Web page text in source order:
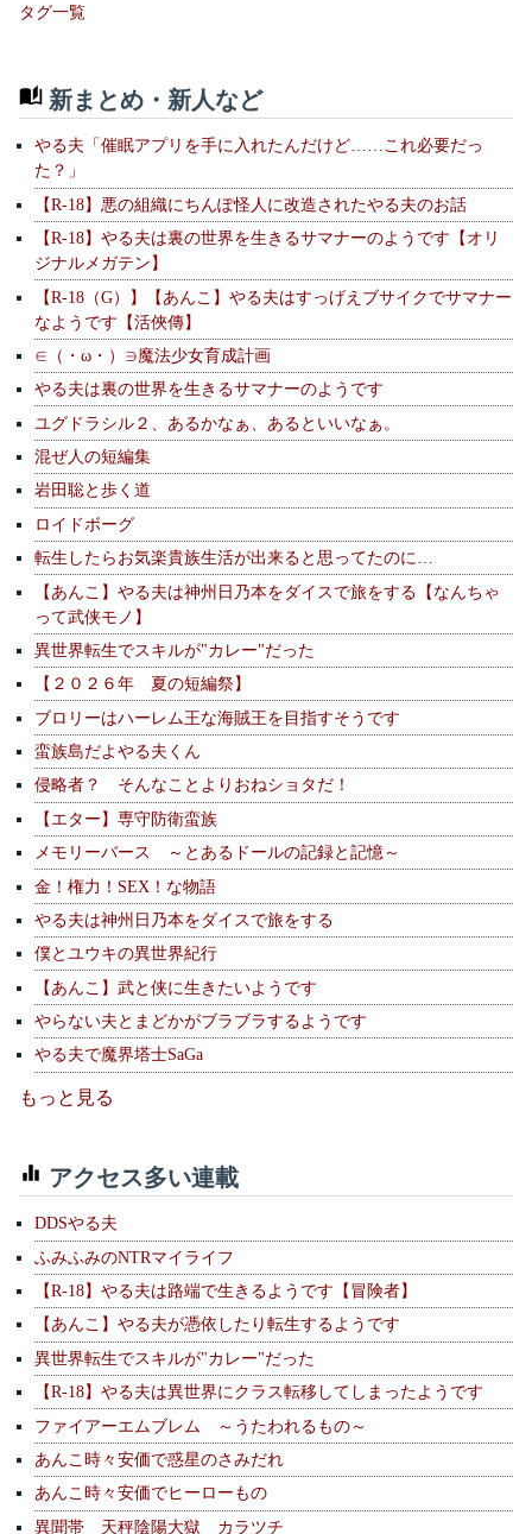
タグ一覧
新まとめ・新人など
やる夫「催眠アプリを手に入れたんだけど……これ必要だっ
た？」
【R-18】悪の組織にちんぽ怪人に改造されたやる夫のお話
【R-18】やる夫は裏の世界を生きるサマナーのようです【オリ
ジナルメガテン】
【R-18（G）】【あんこ】やる夫はすっげえブサイクでサマナー
なようです【活俠傳】
∈（・ω・）∋魔法少女育成計画
やる夫は裏の世界を生きるサマナーのようです
ユグドラシル２、あるかなぁ、あるといいなぁ。
混ぜ人の短編集
岩田聡と歩く道
ロイドボーグ
転生したらお気楽貴族生活が出来ると思ってたのに…
【あんこ】やる夫は神州日乃本をダイスで旅をする【なんちゃ
って武侠モノ】
異世界転生でスキルが"カレー"だった
【２０２６年 夏の短編祭】
ブロリーはハーレム王な海賊王を目指すそうです
蛮族島だよやる夫くん
侵略者？ そんなことよりおねショタだ！
【エター】専守防衛蛮族
メモリーバース ～とあるドールの記録と記憶～
金！権力！SEX！な物語
やる夫は神州日乃本をダイスで旅をする
僕とユウキの異世界紀行
【あんこ】武と侠に生きたいようです
やらない夫とまどかがブラブラするようです
やる夫で魔界塔士SaGa
もっと見る
アクセス多い連載
DDSやる夫
ふみふみのNTRマイライフ
【R-18】やる夫は路端で生きるようです【冒険者】
【あんこ】やる夫が憑依したり転生するようです
異世界転生でスキルが"カレー"だった
【R-18】やる夫は異世界にクラス転移してしまったようです
ファイアーエムブレム ～うたわれるもの～
あんこ時々安価で惑星のさみだれ
あんこ時々安価でヒーローもの
異聞帯 天秤陰陽大獄 カラツチ